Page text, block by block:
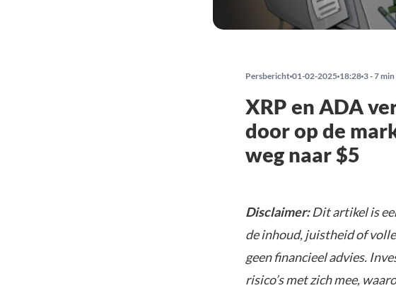
Persbericht 01-02-2025 18:28 3 - 7 min
XRP en ADA
door op de
weg naar $5
Disclaimer: Dit artikel is
de inhoud, juistheid of
geen financieel advies.
risico’s met zich mee,